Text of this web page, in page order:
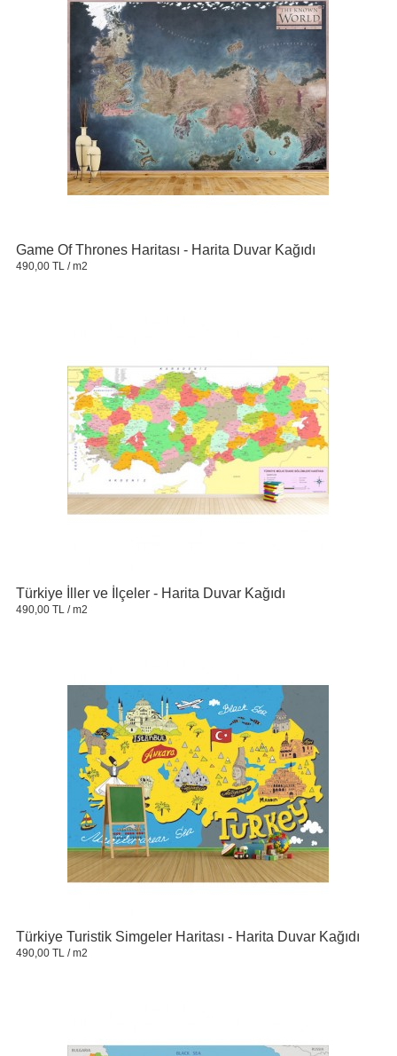
Game Of Thrones Haritası - Harita Duvar Kağıdı
490,00 TL / m2
Türkiye İller ve İlçeler - Harita Duvar Kağıdı
490,00 TL / m2
Türkiye Turistik Simgeler Haritası - Harita Duvar Kağıdı
490,00 TL / m2